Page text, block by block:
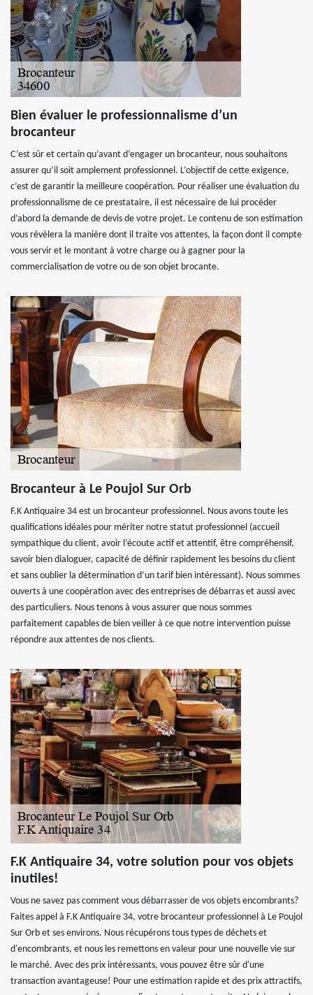
Bien évaluer le professionnalisme d’un
brocanteur
C’est sûr et certain qu’avant d’engager un brocanteur, nous souhaitons
assurer qu’il soit amplement professionnel. L’objectif de cette exigence,
c’est de garantir la meilleure coopération. Pour réaliser une évaluation du
professionnalisme de ce prestataire, il est nécessaire de lui procéder
d’abord la demande de devis de votre projet. Le contenu de son estimation
vous révèlera la manière dont il traite vos attentes, la façon dont il compte
vous servir et le montant à votre charge ou à gagner pour la
commercialisation de votre ou de son objet brocante.
Brocanteur à Le Poujol Sur Orb
F.K Antiquaire 34 est un brocanteur professionnel. Nous avons toute les
qualifications idéales pour mériter notre statut professionnel (accueil
sympathique du client, avoir l’écoute actif et attentif, être compréhensif,
savoir bien dialoguer, capacité de définir rapidement les besoins du client
et sans oublier la détermination d’un tarif bien intéressant). Nous sommes
ouverts à une coopération avec des entreprises de débarras et aussi avec
des particuliers. Nous tenons à vous assurer que nous sommes
parfaitement capables de bien veiller à ce que notre intervention puisse
répondre aux attentes de nos clients.
F.K Antiquaire 34, votre solution pour vos objets
inutiles!
Vous ne savez pas comment vous débarrasser de vos objets encombrants?
Faites appel à F.K Antiquaire 34, votre brocanteur professionnel à Le Poujol
Sur Orb et ses environs. Nous récupérons tous types de déchets et
d'encombrants, et nous les remettons en valeur pour une nouvelle vie sur
le marché. Avec des prix intéressants, vous pouvez être sûr d'une
transaction avantageuse! Pour une estimation rapide et des prix attractifs,